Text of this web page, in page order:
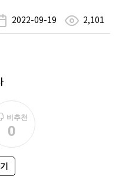
2022-09-19 2,101
비추천
0
비추천
유